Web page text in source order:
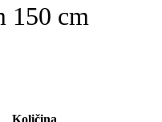
150 cm